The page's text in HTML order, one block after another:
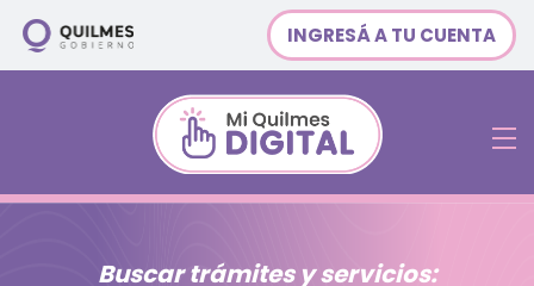
INGRESÁ A TU CUENTA
Buscar trámites y servicios: